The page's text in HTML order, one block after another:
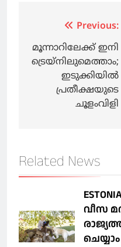
navigation
Previous:
മൂന്നാറിലേക്ക് ഇനി
ട്രെയ്‌നിലുമെത്താം;
ഇടുക്കിയിൽ
പ്രതീക്ഷയുടെ
ചൂളംവിളി
Related News
വീസ
ചെയ്യാം